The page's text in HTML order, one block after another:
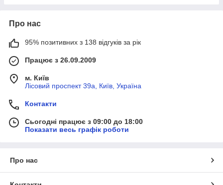
Про нас
95% позитивних з 138 відгуків за рік
Працює з 26.09.2009
м. Київ
Лісовий проспект 39а, Київ, Україна
Контакти
Сьогодні працює з 09:00 до 18:00
Показати весь графік роботи
Про нас